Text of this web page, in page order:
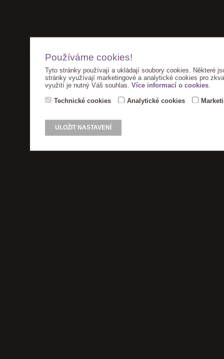
Používáme cookies!
Tyto stránky používají a ukládají soubory cookies. Některé
stránky využívají marketingové a analytické cookies pro
využití je nutný Váš souhlas. Více informací o cookies.
Technické cookies Analytické cookies
ULOŽIT NASTAVENÍ